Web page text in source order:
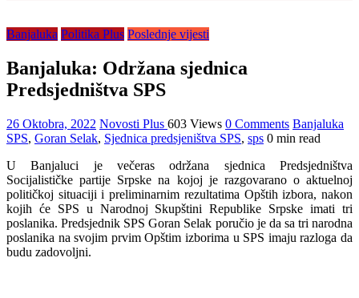
Banjaluka Politika Plus Poslednje vijesti
Banjaluka: Održana sjednica
Predsjedništva SPS
26 Oktobra, 2022 Novosti Plus 603 Views 0 Comments Banjaluka
SPS, Goran Selak, Sjednica predsjeništva SPS, sps 0 min read
U Banjaluci je večeras održana sjednica Predsjedništva
Socijalističke partije Srpske na kojoj je razgovarano o aktuelnoj
političkoj situaciji i preliminarnim rezultatima Opštih izbora, nakon
kojih će SPS u Narodnoj Skupštini Republike Srpske imati tri
poslanika. Predsjednik SPS Goran Selak poručio je da sa tri narodna
poslanika na svojim prvim Opštim izborima u SPS imaju razloga da
budu zadovoljni.